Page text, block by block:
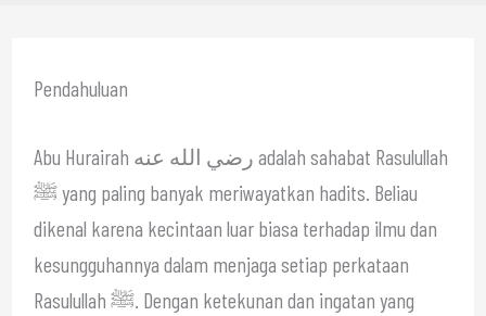
Pendahuluan
Abu Hurairah رضي الله عنه adalah sahabat Rasulullah
ﷺ yang paling banyak meriwayatkan hadits. Beliau
dikenal karena kecintaan luar biasa terhadap ilmu dan
kesungguhannya dalam menjaga setiap perkataan
Rasulullah ﷺ. Dengan ketekunan dan ingatan yang